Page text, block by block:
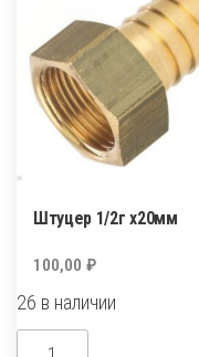
Штуцер 1/2г х20мм
100,00 ₽
26 в наличии
Количество